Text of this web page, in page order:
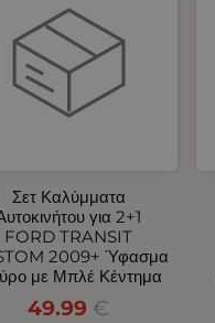
Σετ Καλύμματα
για 2+1
FORD TRANSIT
2009+ Ύφασμα
με Μπλέ Κέντημα
49.99 €